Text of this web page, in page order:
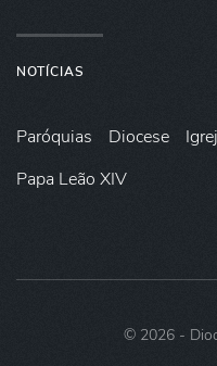
NOTÍCIAS
Paróquias Diocese
Papa Leão XIV
© 2026-